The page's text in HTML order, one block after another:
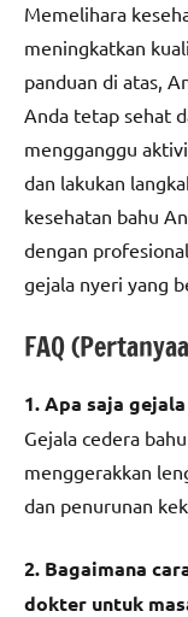
Memelihara
meningkatkan
panduan di atas,
Anda tetap sehat
mengganggu
dan lakukan
kesehatan bahu
dengan
gejala nyeri yang
FAQ
1. Apa saja
Gejala cedera
menggerakkan
dan penurunan
2. Bagaimana
dokter untuk